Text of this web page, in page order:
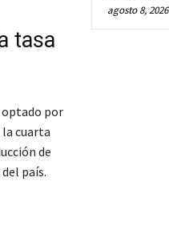
tasa
optado por
la cuarta
de
país.
agosto 8, 2026